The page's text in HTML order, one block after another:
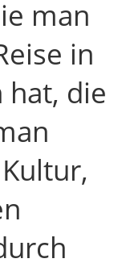
man
in
hat, die